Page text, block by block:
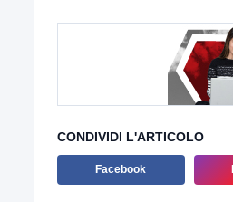
CONDIVIDI L'ARTICOLO
Facebook